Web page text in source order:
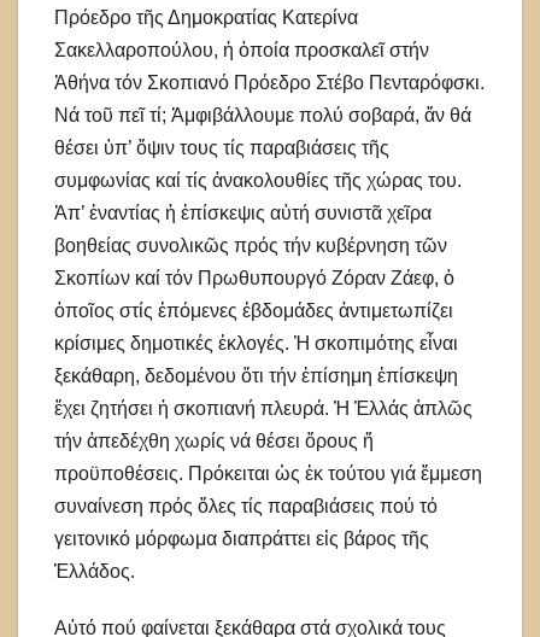
Πρόεδρο τῆς Δημοκρατίας Κατερίνα
Σακελλαροπούλου, ἡ ὁποία προσκαλεῖ στήν
Ἀθήνα τόν Σκοπιανό Πρόεδρο Στέβο Πενταρόφσκι.
Νά τοῦ πεῖ τί; Ἀμφιβάλλουμε πολύ σοβαρά, ἄν θά
θέσει ὑπ’ ὄψιν τους τίς παραβιάσεις τῆς
συμφωνίας καί τίς ἀνακολουθίες τῆς χώρας του.
Ἀπ’ ἐναντίας ἡ ἐπίσκεψις αὐτή συνιστᾶ χεῖρα
βοηθείας συνολικῶς πρός τήν κυβέρνηση τῶν
Σκοπίων καί τόν Πρωθυπουργό Ζόραν Ζάεφ, ὁ
ὁποῖος στίς ἑπόμενες ἑβδομάδες ἀντιμετωπίζει
κρίσιμες δημοτικές ἐκλογές. Ἡ σκοπιμότης εἶναι
ξεκάθαρη, δεδομένου ὅτι τήν ἐπίσημη ἐπίσκεψη
ἔχει ζητήσει ἡ σκοπιανή πλευρά. Ἡ Ἑλλάς ἁπλῶς
τήν ἀπεδέχθη χωρίς νά θέσει ὅρους ἤ
προϋποθέσεις. Πρόκειται ὡς ἐκ τούτου γιά ἔμμεση
συναίνεση πρός ὅλες τίς παραβιάσεις πού τό
γειτονικό μόρφωμα διαπράττει εἰς βάρος τῆς
Ἑλλάδος.
Αὐτό πού φαίνεται ξεκάθαρα στά σχολικά τους